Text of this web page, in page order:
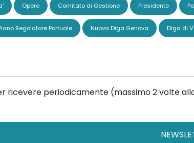
Opere Comitato di Gestione Presidente
Regolatore Portuale Nuova Diga Genova Diga di
ricevere periodicamente (massimo 2 volte